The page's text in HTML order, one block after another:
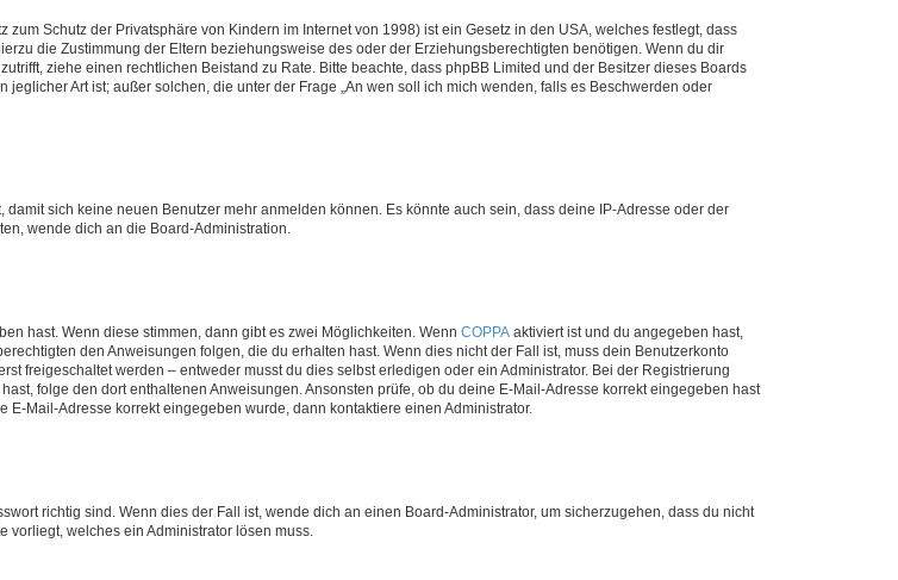
Schutz der Privatsphäre von Kindern im Internet von 1998) ist ein Gesetz in den USA, welches festlegt, dass
die Zustimmung der Eltern beziehungsweise des oder der Erziehungsberechtigten benötigen. Wenn du dir
ziehe einen rechtlichen Beistand zu Rate. Bitte beachte, dass phpBB Limited und der Besitzer dieses Boards
Art ist; außer solchen, die unter der Frage „An wen soll ich mich wenden, falls es Beschwerden oder
sich keine neuen Benutzer mehr anmelden können. Es könnte auch sein, dass deine IP-Adresse oder der
wende dich an die Board-Administration.
hast. Wenn diese stimmen, dann gibt es zwei Möglichkeiten. Wenn COPPA aktiviert ist und du angegeben hast,
den Anweisungen folgen, die du erhalten hast. Wenn dies nicht der Fall ist, muss dein Benutzerkonto
freigeschaltet werden – entweder musst du dies selbst erledigen oder ein Administrator. Bei der Registrierung
folge den dort enthaltenen Anweisungen. Ansonsten prüfe, ob du deine E-Mail-Adresse korrekt eingegeben hast
Mail-Adresse korrekt eingegeben wurde, dann kontaktiere einen Administrator.
richtig sind. Wenn dies der Fall ist, wende dich an einen Board-Administrator, um sicherzugehen, dass du nicht
welches ein Administrator lösen muss.